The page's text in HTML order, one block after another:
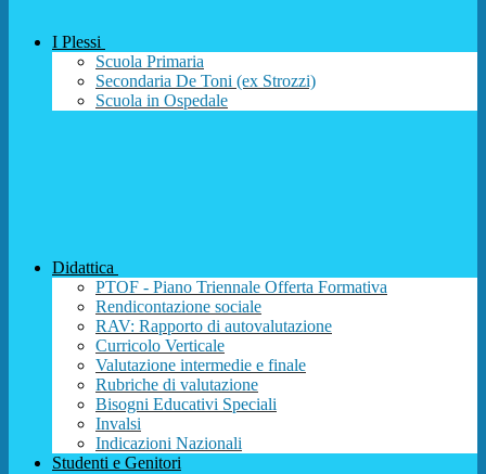
I Plessi
Scuola Primaria
Secondaria De Toni (ex Strozzi)
Scuola in Ospedale
Didattica
PTOF - Piano Triennale Offerta Formativa
Rendicontazione sociale
RAV: Rapporto di autovalutazione
Curricolo Verticale
Valutazione intermedie e finale
Rubriche di valutazione
Bisogni Educativi Speciali
Invalsi
Indicazioni Nazionali
Studenti e Genitori